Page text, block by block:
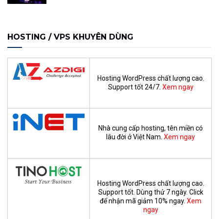
HOSTING / VPS KHUYÊN DÙNG
Hosting WordPress chất lượng cao.
Support tốt 24/7. Xem ngay
Nhà cung cấp hosting, tên miền có
lâu đời ở Việt Nam. Xem ngay
Hosting WordPress chất lượng cao.
Support tốt. Dùng thử 7 ngày. Click
để nhận mã giảm 10% ngay. Xem
ngay